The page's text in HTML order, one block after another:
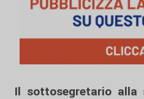
Il sottosegretario alla